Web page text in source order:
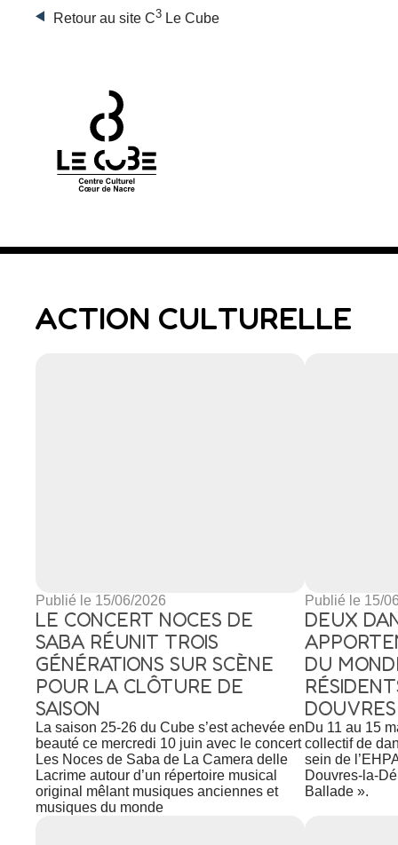
Retour au site C3 Le Cube
ACTION CULTURELLE
Publié le 15/06/2026
LE CONCERT NOCES DE
SABA RÉUNIT TROIS
GÉNÉRATIONS SUR SCÈNE
POUR LA CLÔTURE DE
SAISON
La saison 25-26 du Cube s’est achevée en
beauté ce mercredi 10 juin avec le concert
Les Noces de Saba de La Camera delle
Lacrime autour d’un répertoire musical
original mêlant musiques anciennes et
musiques du monde
Publié le 15/
DEUX
DU
DOUVRES
Du 11 au 15
collectif de
sein de
Douvres-la-
Ballade ».